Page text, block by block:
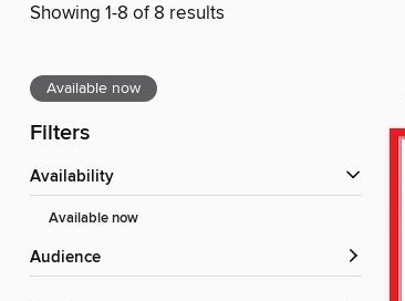
Showing 1-8 of 8 results
Available now
Filters
Availability
Available now
Audience